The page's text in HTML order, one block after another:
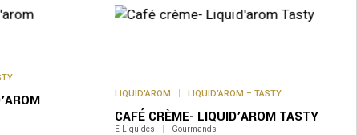
LIQUID’AROM LIQUID’AROM – TASTY
CAFÉ CRÈME- LIQUID’AROM TASTY
E-Liquides Gourmands
variations.
page